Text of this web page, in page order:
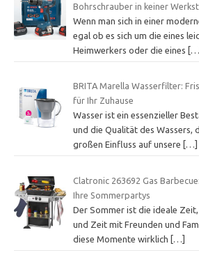
Bohrschrauber in keiner
Wenn man sich in einer
egal ob es sich um die eines
Heimwerkers oder die eines
BRITA Marella Wasserfilter:
für Ihr Zuhause
Wasser ist ein essenzieller
und die Qualität des Wassers,
großen Einfluss auf unsere
[…]
Clatronic 263692 Gas
Ihre Sommerpartys
Der Sommer ist die ideale Zeit,
und Zeit mit Freunden und
diese Momente wirklich
[…]